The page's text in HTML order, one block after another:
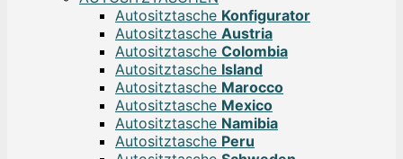
Autositztasche Konfigurator
Autositztasche Austria
Autositztasche Colombia
Autositztasche Island
Autositztasche Marocco
Autositztasche Mexico
Autositztasche Namibia
Autositztasche Peru